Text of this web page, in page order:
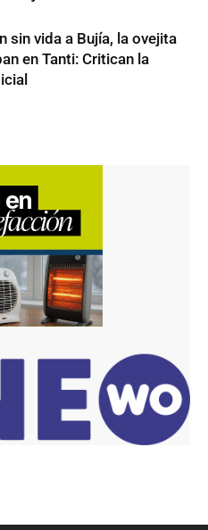
sin vida a Bujía, la ovejita
en Tanti: Critican la